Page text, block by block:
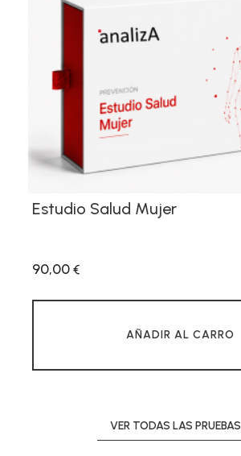
Estudio Salud Hombre
90,00
AÑADIR AL CARRO
VER TODAS LAS PRUEBAS